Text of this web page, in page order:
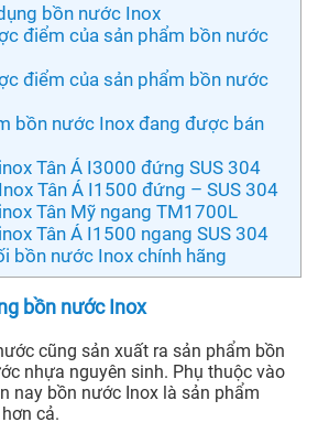
bồn nước Inox
điểm của sản phẩm bồn nước
điểm của sản phẩm bồn nước
bồn nước Inox đang được bán
Tân Á I3000 đứng SUS 304
Tân Á I1500 đứng – SUS 304
Tân Mỹ ngang TM1700L
Tân Á I1500 ngang SUS 304
bồn nước Inox chính hãng
bồn nước Inox
cũng sản xuất ra sản phẩm bồn
nhựa nguyên sinh. Phụ thuộc vào
nay bồn nước Inox là sản phẩm
cả.